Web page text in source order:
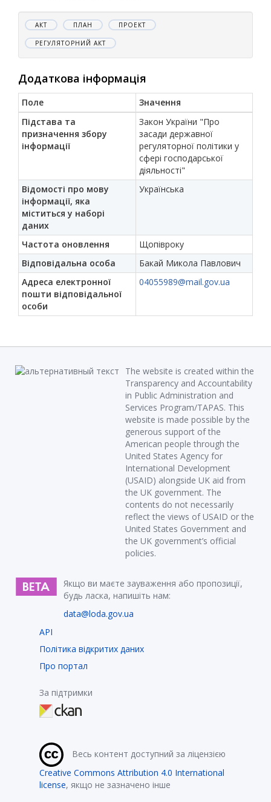
АКТ ПЛАН ПРОЕКТ
РЕГУЛЯТОРНИЙ АКТ
Додаткова інформація
Поле
Значення
Підстава та
призначення збору
інформації
Закон України "Про
засади державної
регуляторної політики у
сфері господарської
діяльності"
Відомості про мову
інформації, яка
міститься у наборі
даних
Українська
Частота оновлення
Щопівроку
Відповідальна особа
Бакай Микола Павлович
Адреса електронної
пошти відповідальної
особи
04055989@mail.gov.ua
The website is created within the
Transparency and Accountability
in Public Administration and
Services Program/TAPAS. This
website is made possible by the
generous support of the
American people through the
United States Agency for
International Development
(USAID) alongside UK aid from
the UK government. The
contents do not necessarily
reflect the views of USAID or the
United States Government and
the UK government’s official
policies.
Якщо ви маєте зауваження або пропозиції,
будь ласка, напишіть нам:
data@loda.gov.ua
API
Політика відкритих даних
Про портал
За підтримки
Весь контент доступний за ліцензією
Creative Commons Attribution 4.0 International
license, якщо не зазначено інше